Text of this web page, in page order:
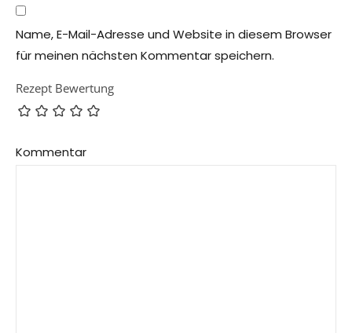
Name, E-Mail-Adresse und Website in diesem Browser
für meinen nächsten Kommentar speichern.
Rezept Bewertung
Kommentar